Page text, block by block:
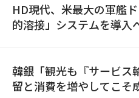
HD現代、米最大の軍艦
的溶接」システムを導入
韓銀「観光も『サービ
留と消費を増やしてこそ